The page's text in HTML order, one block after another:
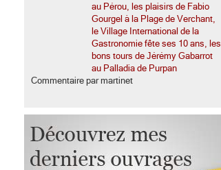
au Pérou, les plaisirs de Fabio
Gourgel à la Plage de Verchant,
le Village International de la
Gastronomie fête ses 10 ans, les
bons tours de Jérémy Gabarrot
au Palladia de Purpan
Commentaire par martinet